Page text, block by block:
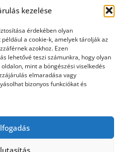
kezelése
érdekében olyan
a cookie-k, amelyek tárolják az
azokhoz. Ezen
lehetővé teszi számunkra, hogy olyan
mint a böngészési viselkedés
elmaradása vagy
bizonyos funkciókat és